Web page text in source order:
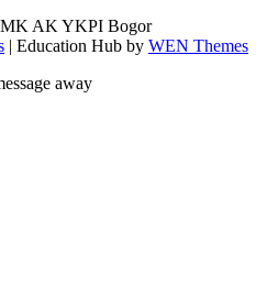
AK YKPI Bogor
| Education Hub by WEN Themes
away